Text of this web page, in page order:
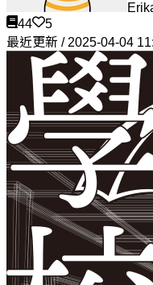
44
5
最近更新 / 2025-04-04